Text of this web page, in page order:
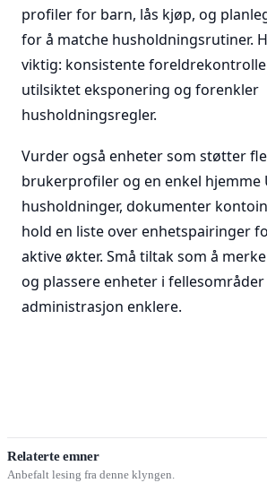
profiler for barn, lås kjøp, og
for å matche husholdningsrutiner.
viktig: konsistente
utilsiktet eksponering og forenkler
husholdningsregler.
Vurder også enheter som støtter
brukerprofiler og en enkel hjemme
husholdninger, dokumenter
hold en liste over enhetspairinger
aktive økter. Små tiltak som å
og plassere enheter i
administrasjon enklere.
Relaterte emner
Anbefalt lesing fra denne klyngen.